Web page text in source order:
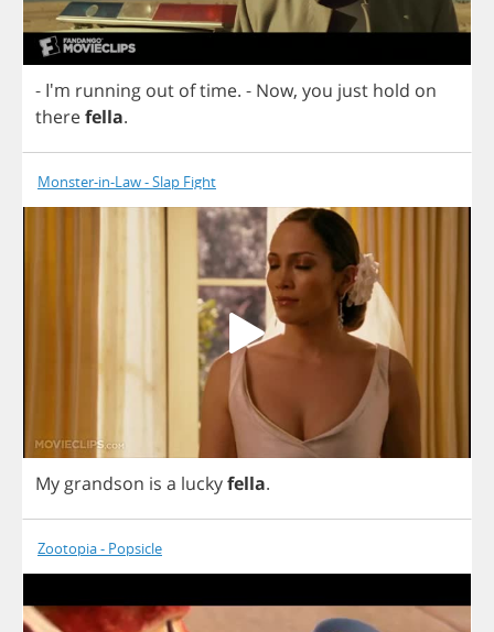
- I'm running out oftime. - Now, you just hold on
therefella.
Monster-in-Law - Slap Fight
My grandson is a luckyfella.
Zootopia - Popsicle